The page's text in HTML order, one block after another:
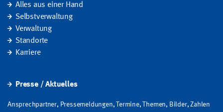
Alles aus einer Hand
Selbstverwaltung
Verwaltung
Standorte
Karriere
Presse / Aktuelles
Ansprechpartner, Pressemeldungen, Termine, Themen, Bilder, Zahlen